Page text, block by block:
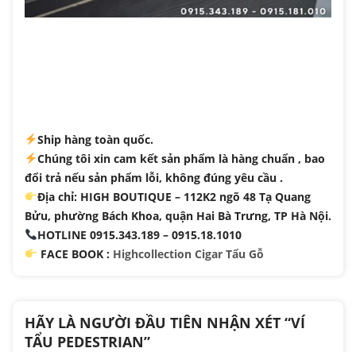
Ship hàng toàn quốc.
Chúng tôi xin cam kết sản phẩm là hàng chuẩn , bao
đổi trả nếu sản phẩm lỗi, không đúng yêu cầu .
Địa chỉ: HIGH BOUTIQUE – 112K2 ngõ 48 Tạ Quang
Bửu, phường Bách Khoa, quận Hai Bà Trưng, TP Hà Nội.
HOTLINE 0915.343.189 – 0915.18.1010
FACE BOOK : Highcollection Cigar Tẩu Gỗ
HÃY LÀ NGƯỜI ĐẦU TIÊN NHẬN XÉT “VÍ
TẨU PEDESTRIAN”